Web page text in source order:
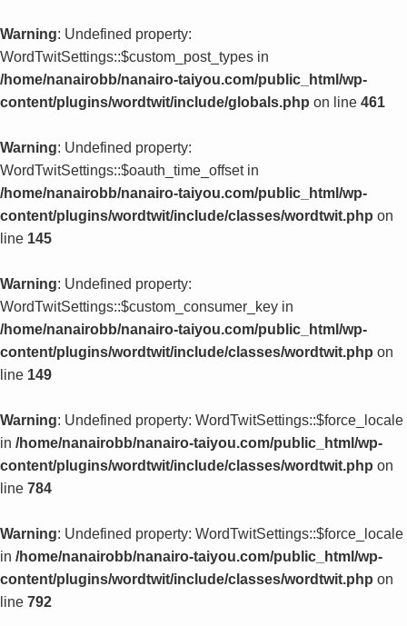
Warning: Undefined property:
WordTwitSettings::$custom_post_types in
/home/nanairobb/nanairo-taiyou.com/public_html/wp-
content/plugins/wordtwit/include/globals.php on line 461
Warning: Undefined property:
WordTwitSettings::$oauth_time_offset in
/home/nanairobb/nanairo-taiyou.com/public_html/wp-
content/plugins/wordtwit/include/classes/wordtwit.php on
line 145
Warning: Undefined property:
WordTwitSettings::$custom_consumer_key in
/home/nanairobb/nanairo-taiyou.com/public_html/wp-
content/plugins/wordtwit/include/classes/wordtwit.php on
line 149
Warning: Undefined property: WordTwitSettings::$force_locale
in /home/nanairobb/nanairo-taiyou.com/public_html/wp-
content/plugins/wordtwit/include/classes/wordtwit.php on
line 784
Warning: Undefined property: WordTwitSettings::$force_locale
in /home/nanairobb/nanairo-taiyou.com/public_html/wp-
content/plugins/wordtwit/include/classes/wordtwit.php on
line 792